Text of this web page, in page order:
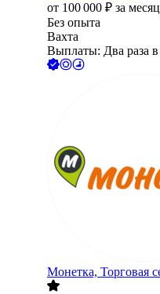
от 100 000 ₽ за
Без опыта
Вахта
Выплаты: Два раза в
Монетка, Торговая